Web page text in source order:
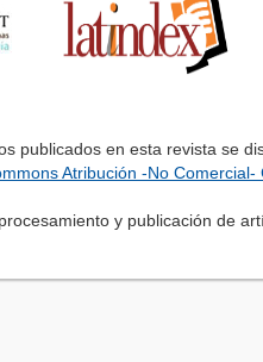
publicados en esta revista se
Atribución -No
y publicación de